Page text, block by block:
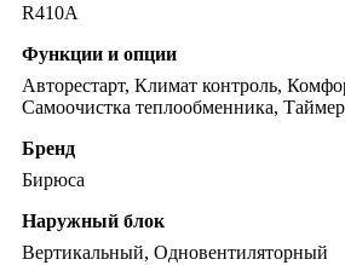
R410A
Функции и опции
Авторестарт, Климат контроль,
Самоочистка теплообменника,
Бренд
Бирюса
Наружный блок
Вертикальный, Одновентиляторный